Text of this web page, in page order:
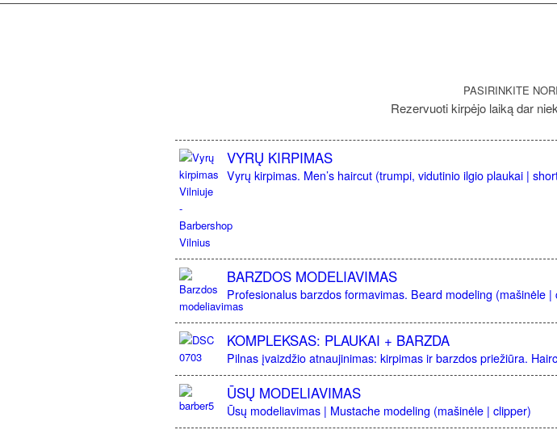
PASIRINKITE
Rezervuoti kirpėjo laiką dar
VYRŲ KIRPIMAS
Vyrų kirpimas. Men’s haircut (trumpi, vidutinio ilgio plaukai |
BARZDOS MODELIAVIMAS
Profesionalus barzdos formavimas. Beard modeling (mašinėle |
KOMPLEKSAS: PLAUKAI + BARZDA
Pilnas įvaizdžio atnaujinimas: kirpimas ir barzdos priežiūra.
ŪSŲ MODELIAVIMAS
Ūsų modeliavimas | Mustache modeling (mašinėle | clipper)